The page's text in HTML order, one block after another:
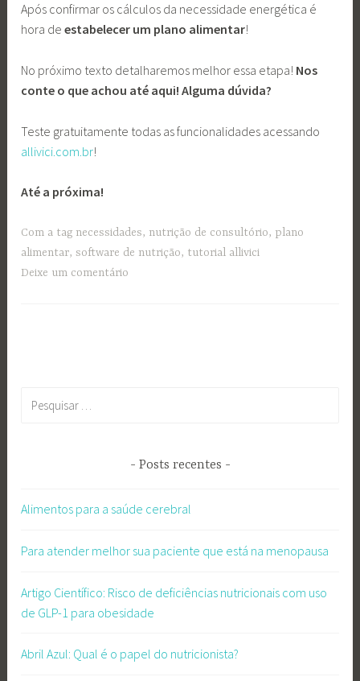
Após confirmar os cálculos da necessidade energética é
hora deestabelecer um plano alimentar!
No próximo texto detalharemos melhor essa etapa! Nos
conte o que achou até aqui! Alguma dúvida?
Teste gratuitamente todas as funcionalidades acessando
allivici.com.br!
Até a próxima!
Com a tag necessidades, nutrição de consultório, plano
alimentar,software de nutrição, tutorial allivici
Deixe um comentário
Posts recentes
Alimentos para a saúde cerebral
Para atender melhor sua paciente que está na menopausa
Artigo Científico: Risco de deficiências nutricionais com uso
de GLP-1 para obesidade
Abril Azul: Qual é o papel do nutricionista?